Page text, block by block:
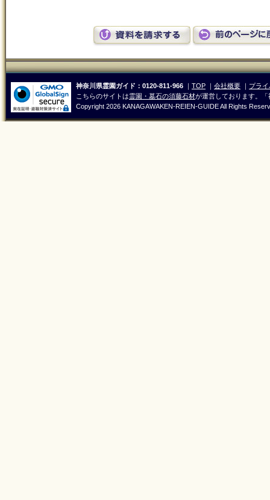
神奈川県霊園ガイド：0120-811-966 TOP 会社概要
プラ
こちらのサイトは霊園・墓石の須藤石材が運営しております。
Copyright 2026 KANAGAWAKEN-REIEN-GUIDE All Rights